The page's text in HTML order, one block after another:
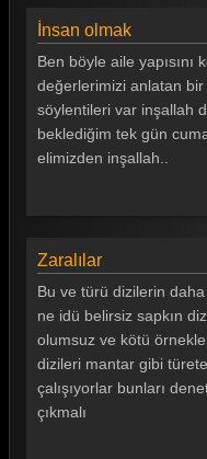
Gönül Dağı 60. Bölüm
Gönül Dağı 59.
Gönül Dağı 58.
Gönül Dağı 57. Bölüm
Gönül Dağı 55. Bölüm
Gönül Dağı 54.
Gönül Dağı 53. Bölüm
Gönül Dağı 52.
Gönül Dağı 51. Bölüm
İnsan olmak
Ben böyle aile
değerlerimizi anlatan
söylentileri var inşallah
beklediğim tek gün
elimizden inşallah..
Zaralılar
Bu ve türü dizilerin daha
ne idü belirsiz sapkın
olumsuz ve kötü
dizileri mantar gibi
çalışıyorlar bunları
çıkmalı